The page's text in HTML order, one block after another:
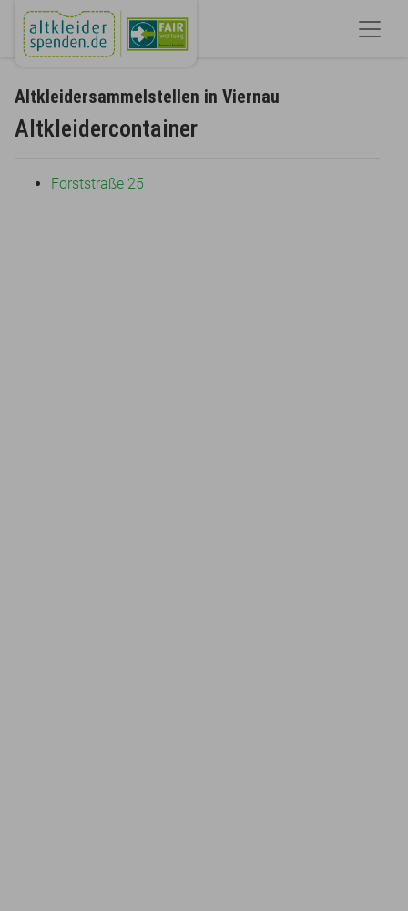
Altkleidersammelstellen in Viernau
Altkleidercontainer
Forststraße 25